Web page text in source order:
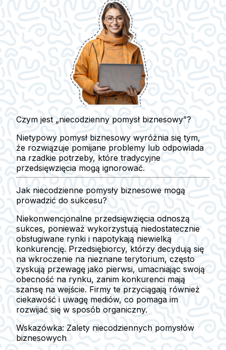
Czym jest „niecodzienny pomysł biznesowy”?
Nietypowy pomysł biznesowy wyróżnia się tym,
że rozwiązuje pomijane problemy lub odpowiada
na rzadkie potrzeby, które tradycyjne
przedsięwzięcia mogą ignorować.
Jak niecodzienne pomysły biznesowe mogą
prowadzić do sukcesu?
Niekonwencjonalne przedsięwzięcia odnoszą
sukces, ponieważ wykorzystują niedostatecznie
obsługiwane rynki i napotykają niewielką
konkurencję. Przedsiębiorcy, którzy decydują się
na wkroczenie na nieznane terytorium, często
zyskują przewagę jako pierwsi, umacniając swoją
obecność na rynku, zanim konkurenci mają
szansę na wejście. Firmy te przyciągają również
ciekawość i uwagę mediów, co pomaga im
rozwijać się w sposób organiczny.
Wskazówka: Zalety niecodziennych pomysłów
biznesowych